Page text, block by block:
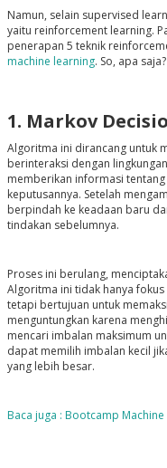
Namun, selain supervised
yaitu reinforcement learning.
penerapan 5 teknik
machine learning. So, apa
1. Markov
Algoritma ini dirancang untuk
berinteraksi dengan
memberikan informasi
keputusannya. Setelah
berpindah ke keadaan baru
tindakan sebelumnya.
Proses ini berulang,
Algoritma ini tidak hanya
tetapi bertujuan untuk
menguntungkan karena
mencari imbalan maksimum
dapat memilih imbalan kecil
yang lebih besar.
Baca juga : Bootcamp